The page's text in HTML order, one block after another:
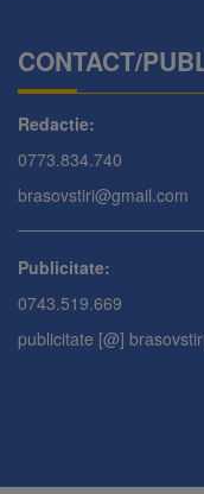
CONTACT/
Redactie:
0773.834.740
brasovstiri@gmail.com
Publicitate:
0743.519.669
publicitate [@]